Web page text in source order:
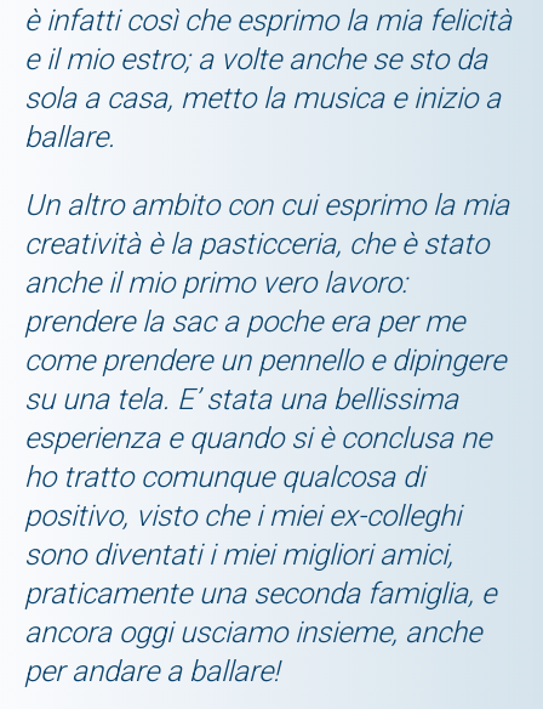
è infatti così che esprimo la mia felicità
e il mio estro; a volte anche se sto da
sola a casa, metto la musica e inizio a
ballare.
Un altro ambito con cui esprimo la mia
creatività è la pasticceria, che è stato
anche il mio primo vero lavoro:
prendere la sac a poche era per me
come prendere un pennello e dipingere
su una tela. E’ stata una bellissima
esperienza e quando si è conclusa ne
ho tratto comunque qualcosa di
positivo, visto che i miei ex-colleghi
sono diventati i miei migliori amici,
praticamente una seconda famiglia, e
ancora oggi usciamo insieme, anche
per andare a ballare!